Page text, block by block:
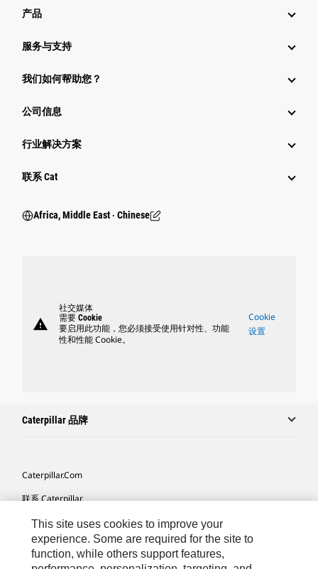
产品
服务与支持
我们如何帮助您？
公司信息
行业解决方案
行业
联系 Cat
Africa, Middle East ‧ Chinese
warning
社交媒体
需要 Cookie
要启用此功能，您必须接受使用针对性、功能
性和性能 Cookie。
Cookie
设置
Caterpillar 品牌
Caterpillar.com
联系 Caterpillar
我的营销首选项
站点地图
This site uses cookies to improve your
experience. Some are required for the site to
function, while others support features,